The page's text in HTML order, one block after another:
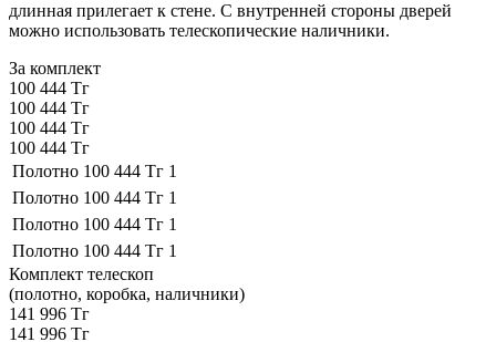
длинная прилегает к стене. С внутренней стороны дверей
можно использовать телескопические наличники.
За комплект
100 444 Тг
100 444 Тг
100 444 Тг
100 444 Тг
Полотно 100 444 Тг 1
Полотно 100 444 Тг 1
Полотно 100 444 Тг 1
Полотно 100 444 Тг 1
Комплект телескоп
(полотно, коробка, наличники)
141 996 Тг
141 996 Тг